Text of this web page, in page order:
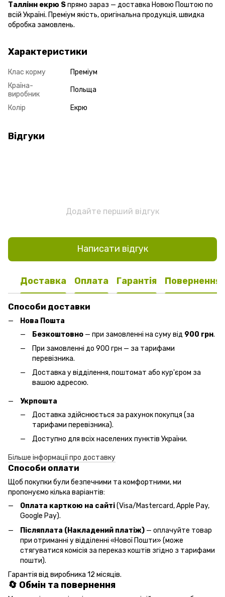
Таллінн екрю Sпрямо зараз — доставка Новою Поштою по
всій Україні. Преміум якість, оригінальна продукція, швидка
обробка замовлень.
Характеристики
Клас корму
Преміум
Країна-
виробник
Польща
Колір Екрю
Відгуки
Додайте перший відгук
Написати відгук
Доставка Оплата Гарантія Повернення
Способи доставки
Нова Пошта
Безкоштовно — при замовленні на суму від 900 грн.
При замовленні до 900 грн — за тарифами
перевізника.
Доставка у відділення, поштомат або кур'єром за
вашою адресою.
Укрпошта
Доставка здійснюється за рахунок покупця (за
тарифами перевізника).
Доступно для всіх населених пунктів України.
Більше інформації про доставку
Способи оплати
Щоб покупки були безпечними та комфортними, ми
пропонуємо кілька варіантів:
Оплата карткою на сайті(Visa/Mastercard, Apple Pay,
Google Pay).
Післяплата (Накладений платіж) — оплачуйте товар
при отриманні у відділенні «Нової Пошти» (може
стягуватися комісія за переказ коштів згідно з тарифами
пошти).
Гарантія від виробника 12 місяців.
🔄 Обмін та повернення